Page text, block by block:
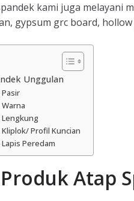
kami juga melayani
gypsum grc board,
Unggulan
Lengkung
Profil Kuncian
Peredam
Produk Atap